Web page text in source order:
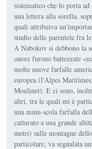
sistematico che lo porta
una lettera alla sorella,
quali attribuiva
studio delle parentele fra
A Nabokov si debbono la
onore furono battezzate
molte nuove farfalle
europea (l'Alpes
Moulinet). E ci sono,
altri, tra le quali mi è
una minu-scola farfalla
catturato a una grande
metri) sulle montagne
particolare, va segnalata